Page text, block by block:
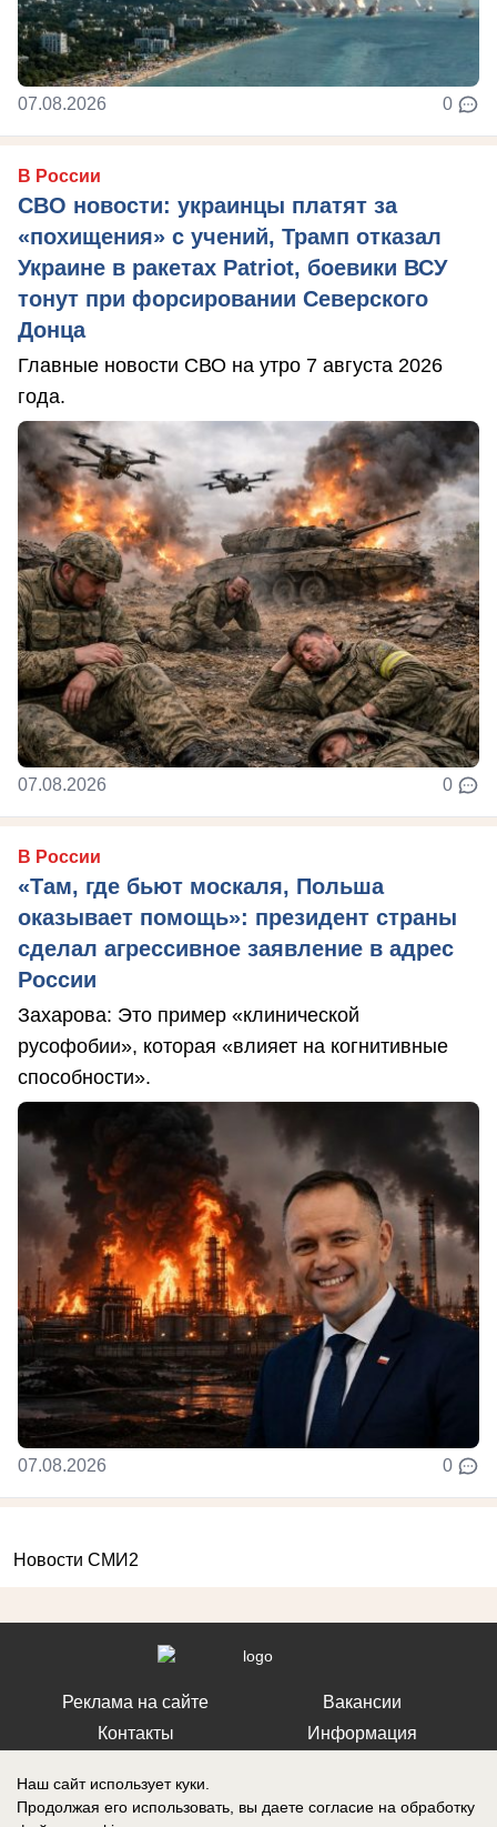
07.08.2026 0
В России
СВО новости: украинцы платят за
«похищения» с учений, Трамп отказал
Украине в ракетах Patriot, боевики ВСУ
тонут при форсировании Северского
Донца
Главные новости СВО на утро 7 августа 2026
года.
07.08.2026 0
В России
«Там, где бьют москаля, Польша
оказывает помощь»: президент страны
сделал агрессивное заявление в адрес
России
Захарова: Это пример «клинической
русофобии», которая «влияет на когнитивные
способности».
07.08.2026 0
Новости СМИ2
Реклама на сайте
Контакты
Вакансии
Информация
Наш сайт использует куки.
Продолжая его использовать, вы даете согласие на обработку